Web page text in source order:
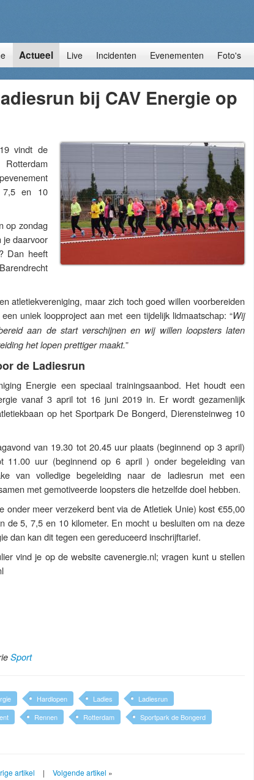
Actueel Live Incidenten Evenementen Foto's
bij CAV Energie op
vindt de
7,5 en 10
op zondag
je daarvoor
Dan heeft
atletiekvereniging, maar zich toch goed willen voorbereiden
uniek loopproject aan met een tijdelijk lidmaatschap: “Wij
aan de start verschijnen en wij willen loopsters laten
het lopen prettiger maakt.”
de Ladiesrun
Energie een speciaal trainingsaanbod. Het houdt een
vanaf 3 april tot 16 juni 2019 in. Er wordt gezamenlijk
op het Sportpark De Bongerd, Dierensteinweg 10
van 19.30 tot 20.45 uur plaats (beginnend op 3 april)
11.00 uur (beginnend op 6 april ) onder begeleiding van
van volledige begeleiding naar de ladiesrun met een
met gemotiveerde loopsters die hetzelfde doel hebben.
onder meer verzekerd bent via de Atletiek Unie) kost €55,00
de 5, 7,5 en 10 kilometer. En mocht u besluiten om na deze
dan kan dit tegen een gereduceerd inschrijftarief.
vind je op de website cavenergie.nl; vragen kunt u stellen
Sport
Hardlopen Ladies
Ladiesrun
Rennen Rotterdam
Sportpark de Bongerd
artikel | Volgende artikel »